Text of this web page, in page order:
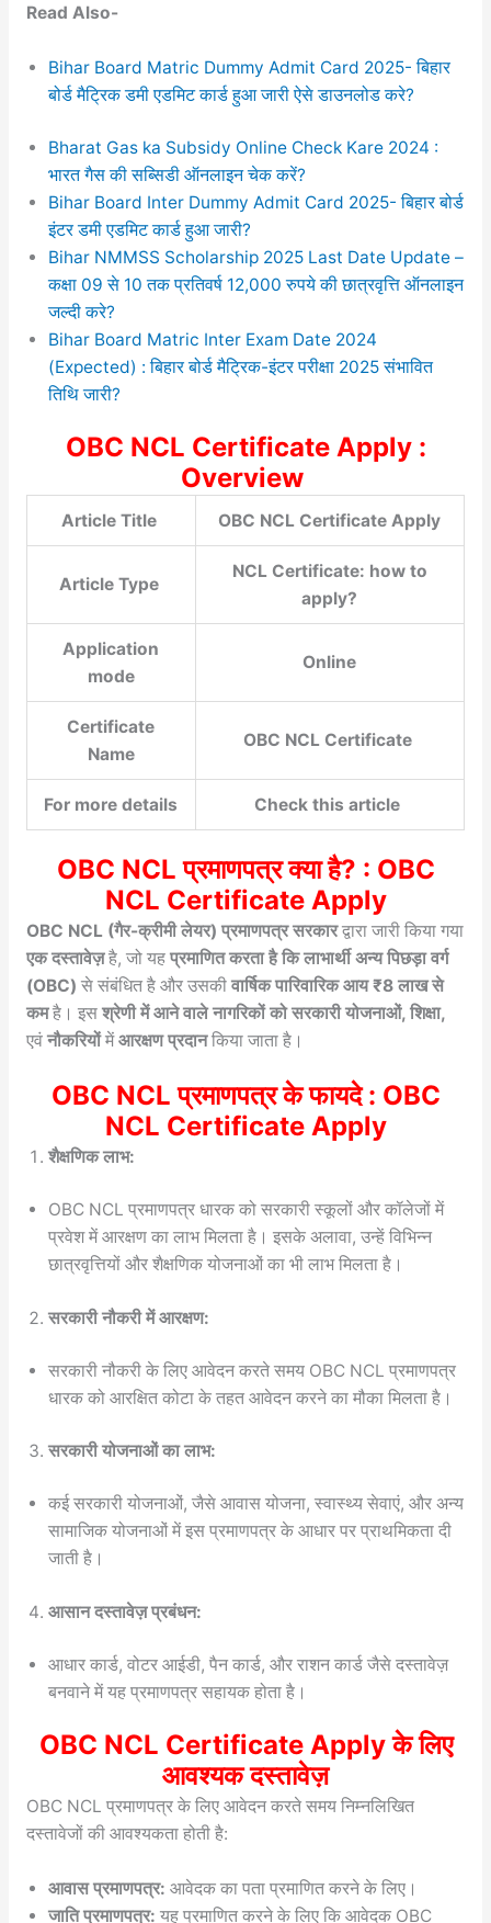
Read Also-
Bihar Board Matric Dummy Admit Card 2025- बिहार
बोर्ड मैट्रिक डमी एडमिट कार्ड हुआ जारी ऐसे डाउनलोड करे?
Bharat Gas ka Subsidy Online Check Kare 2024 :
भारत गैस की सब्सिडी ऑनलाइन चेक करें?
Bihar Board Inter Dummy Admit Card 2025- बिहार बोर्ड
इंटर डमी एडमिट कार्ड हुआ जारी?
Bihar NMMSS Scholarship 2025 Last Date Update –
कक्षा 09 से 10 तक प्रतिवर्ष 12,000 रुपये की छात्रवृत्ति ऑनलाइन
जल्दी करे?
Bihar Board Matric Inter Exam Date 2024
(Expected) : बिहार बोर्ड मैट्रिक-इंटर परीक्षा 2025 संभावित
तिथि जारी?
OBC NCL Certificate Apply :
Overview
Article Title OBC NCL Certificate Apply
Article Type
NCL Certificate: how to
apply?
Application
mode
Online
Certificate
Name
OBC NCL Certificate
For more details Check this article
OBC NCL प्रमाणपत्र क्या है? : OBC
NCL Certificate Apply
OBC NCL (गैर-क्रीमी लेयर) प्रमाणपत्र सरकारद्वारा जारी किया गया
एक दस्तावेज़है, जो यह प्रमाणित करता है कि लाभार्थी अन्य पिछड़ा वर्ग
(OBC) से संबंधित है और उसकी वार्षिक पारिवारिक आय ₹8 लाख से
कमहै। इसश्रेणी में आने वाले नागरिकों को सरकारी योजनाओं, शिक्षा,
एवं नौकरियोंमेंआरक्षण प्रदानकिया जाता है।
OBC NCL प्रमाणपत्र के फायदे : OBC
NCL Certificate Apply
शैक्षणिक लाभ:
OBC NCL प्रमाणपत्र धारक को सरकारी स्कूलों और कॉलेजों में
प्रवेश में आरक्षण का लाभ मिलता है। इसके अलावा, उन्हें विभिन्न
छात्रवृत्तियों और शैक्षणिक योजनाओं का भी लाभ मिलता है।
सरकारी नौकरी में आरक्षण:
सरकारी नौकरी के लिए आवेदन करते समय OBC NCL प्रमाणपत्र
धारक को आरक्षित कोटा के तहत आवेदन करने का मौका मिलता है।
सरकारी योजनाओं का लाभ:
कई सरकारी योजनाओं, जैसे आवास योजना, स्वास्थ्य सेवाएं, और अन्य
सामाजिक योजनाओं में इस प्रमाणपत्र के आधार पर प्राथमिकता दी
जाती है।
आसान दस्तावेज़ प्रबंधन:
आधार कार्ड, वोटर आईडी, पैन कार्ड, और राशन कार्ड जैसे दस्तावेज़
बनवाने में यह प्रमाणपत्र सहायक होता है।
OBC NCL Certificate Apply के लिए
आवश्यक दस्तावेज़
OBC NCL प्रमाणपत्र के लिए आवेदन करते समय निम्नलिखित
दस्तावेजों की आवश्यकता होती है:
आवास प्रमाणपत्र: आवेदक का पता प्रमाणित करने के लिए।
जाति प्रमाणपत्र: यह प्रमाणित करने के लिए कि आवेदक OBC